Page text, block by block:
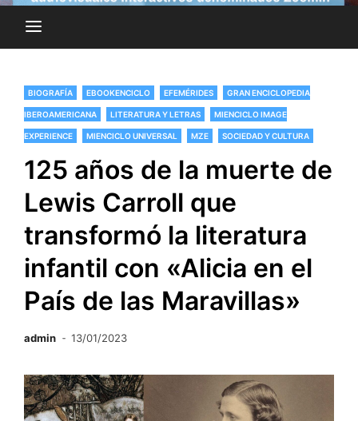
BIOGRAFÍA EBOOKENCICLO EFEMÉRIDES GRAN ENCICLOPEDIA
IBEROAMERICANA LITERATURA Y LETRAS MIENCICLO IMAGE
EXPERIENCE MIENCICLO UNIVERSAL MZE SOCIEDAD Y CULTURA
125 años de la muerte de
Lewis Carroll que
transformó la literatura
infantil con «Alicia en el
País de las Maravillas»
admin 13/01/2023